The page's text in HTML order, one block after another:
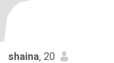
shaina, 20